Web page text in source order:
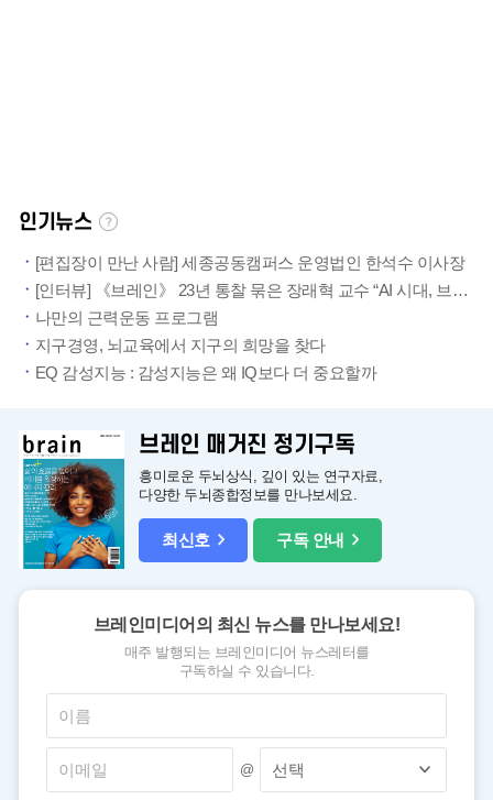
인기뉴스
[편집장이 만난 사람] 세종공동캠퍼스 운영법인 한석수 이사장
[인터뷰] 《브레인》 23년 통찰 묶은 장래혁 교수 “AI 시대, 브레인 리부팅 위한 ‘내적역량’이 인류의 진짜 무기”
나만의 근력운동 프로그램
지구경영, 뇌교육에서 지구의 희망을 찾다
EQ 감성지능 : 감성지능은 왜 IQ보다 더 중요할까
브레인 매거진 정기구독
흥미로운 두뇌상식, 깊이 있는 연구자료,
다양한 두뇌종합정보를 만나보세요.
최신호 구독 안내
브레인미디어의 최신 뉴스를 만나보세요!
매주 발행되는 브레인미디어 뉴스레터를
구독하실 수 있습니다.
@